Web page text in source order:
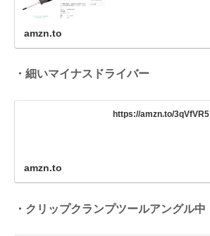
amzn.to
・細いマイナスドライバー
https://amzn.to/3qVfVR5
amzn.to
・クリップクランプツールアングル中